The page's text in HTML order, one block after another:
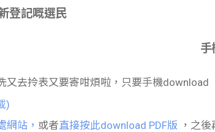
登記嘅選民
手
又去拎表又要寄咁煩啦，只要手機download
)
網站， 或者直接按此download PDF版 ， 之後